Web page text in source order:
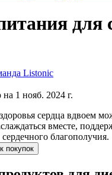
для
Listonic
на 1 нояб. 2024 г.
сердца вдвоем
вместе,
благополучия.
покупок